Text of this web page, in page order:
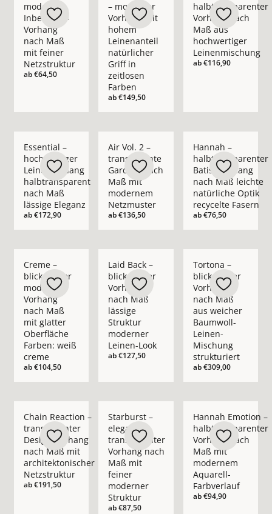
moderner
Inbetween-
Vorhang
nach Maß
mit feiner
Netzstruktur
ab€64,50
– moderner
Vorhang mit
hohem
Leinenanteil
natürlicher
Griff in
zeitlosen
Farben
ab€149,50
halbtransparenter
Vorhang nach
Maß aus
hochwertiger
Leinenmischung
ab€116,90
Essential –
hochwertiger
Leinenvorhang
halbtransparent
nach Maß
lässige Eleganz
ab€172,90
Air Vol. 2 –
transparente
Gardine nach
Maß mit
modernem
Netzmuster
ab€136,50
Hannah –
halbtransparenter
Batist-Vorhang
nach Maß leichte
natürliche Optik
recycelte Fasern
ab€76,50
Creme –
blickdichter
moderner
Vorhang
nach Maß
mit glatter
Oberfläche
Farben: weiß
creme
ab€104,50
Laid Back –
blickdichter
Vorhang
nach Maß
lässige
Struktur
moderner
Leinen-Look
ab€127,50
Tortona –
blickdichter
Vorhang
nach Maß
aus weicher
Baumwoll-
Leinen-
Mischung
strukturiert
ab€309,00
Chain Reaction –
transparenter
Design-Vorhang
nach Maß mit
architektonischer
Netzstruktur
ab€191,50
Starburst –
eleganter
transparenter
Vorhang nach
Maß mit
feiner
moderner
Struktur
ab€87,50
Hannah Emotion –
halbtransparenter
Vorhang nach
Maß mit
modernem
Aquarell-
Farbverlauf
ab€94,90